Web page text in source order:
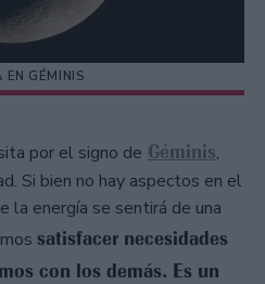
EN GÉMINIS
por el signo de Géminis,
Si bien no hay aspectos en el
la energía se sentirá de una
satisfacer necesidades
con los demás. Es un